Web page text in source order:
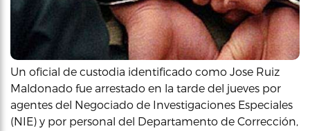
Un oficial de custodia identificado como Jose Ruiz
Maldonado fue arrestado en la tarde del jueves por
agentes del Negociado de Investigaciones Especiales
(NIE) y por personal del Departamento de Corrección,